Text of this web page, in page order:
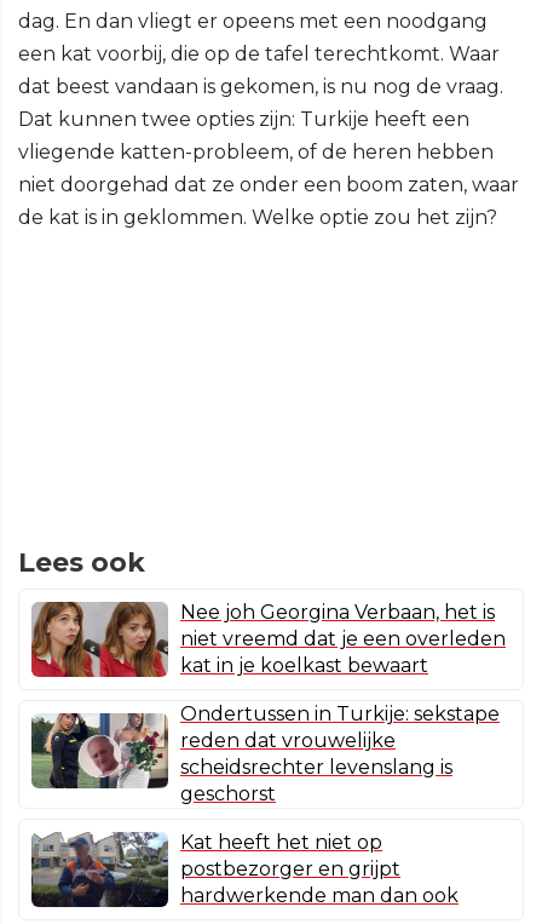
dag. En dan vliegt er opeens met een noodgang
een kat voorbij, die op de tafel terechtkomt. Waar
dat beest vandaan is gekomen, is nu nog de vraag.
Dat kunnen twee opties zijn: Turkije heeft een
vliegende katten-probleem, of de heren hebben
niet doorgehad dat ze onder een boom zaten, waar
de kat is in geklommen. Welke optie zou het zijn?
Lees ook
Nee joh Georgina Verbaan, het is
niet vreemd dat je een overleden
kat in je koelkast bewaart
Ondertussen in Turkije: sekstape
reden dat vrouwelijke
scheidsrechter levenslang is
geschorst
Kat heeft het niet op
postbezorger en grijpt
hardwerkende man dan ook